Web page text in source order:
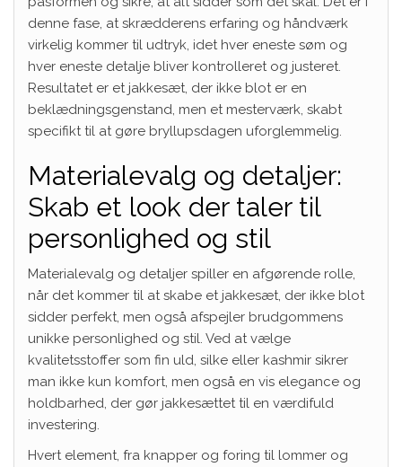
denne fase, at skrædderens erfaring og håndværk
virkelig kommer til udtryk, idet hver eneste søm og
hver eneste detalje bliver kontrolleret og justeret.
Resultatet er et jakkesæt, der ikke blot er en
beklædningsgenstand, men et mesterværk, skabt
specifikt til at gøre bryllupsdagen uforglemmelig.
Materialevalg og detaljer:
Skab et look der taler til
personlighed og stil
Materialevalg og detaljer spiller en afgørende rolle,
når det kommer til at skabe et jakkesæt, der ikke blot
sidder perfekt, men også afspejler brudgommens
unikke personlighed og stil. Ved at vælge
kvalitetsstoffer som fin uld, silke eller kashmir sikrer
man ikke kun komfort, men også en vis elegance og
holdbarhed, der gør jakkesættet til en værdifuld
investering.
Hvert element, fra knapper og foring til lommer og